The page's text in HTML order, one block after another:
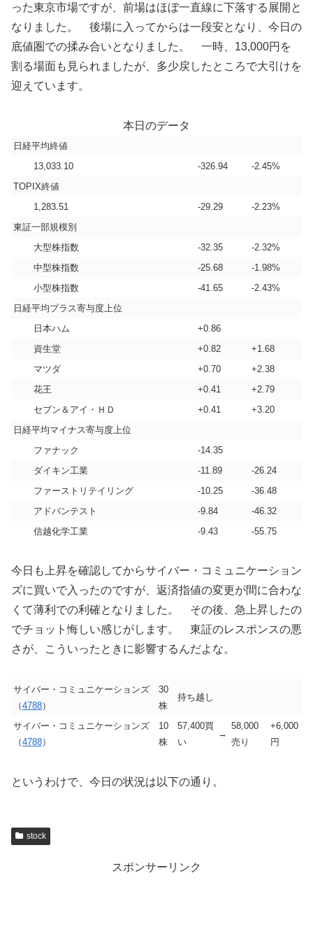
った東京市場ですが、前場はほぼ一直線に下落する展開と
なりました。 後場に入ってからは一段安となり、今日の
底値圏での揉み合いとなりました。 一時、13,000円を
割る場面も見られましたが、多少戻したところで大引けを
迎えています。
本日のデータ
日経平均終値
13,033.10
-326.94
-2.45%
TOPIX終値
1,283.51
-29.29
-2.23%
東証一部規模別
大型株指数
-32.35
-2.32%
中型株指数
-25.68
-1.98%
小型株指数
-41.65
-2.43%
日経平均プラス寄与度上位
日本ハム
+0.86
資生堂
+0.82
+1.68
マツダ
+0.70
+2.38
花王
+0.41
+2.79
セブン＆アイ・ＨＤ
+0.41
+3.20
日経平均マイナス寄与度上位
ファナック
-14.35
ダイキン工業
-11.89
-26.24
ファーストリテイリング
-10.25
-36.48
アドバンテスト
-9.84
-46.32
信越化学工業
-9.43 -55.75
今日も上昇を確認してからサイバー・コミュニケーション
ズに買いで入ったのですが、返済指値の変更が間に合わな
くて薄利での利確となりました。 その後、急上昇したの
でチョット悔しい感じがします。 東証のレスポンスの悪
さが、こういったときに影響するんだよな。
サイバー・コミュニケーションズ
（4788）
30
株
持ち越し
サイバー・コミュニケーションズ
（4788）
10
株
57,400買
い
→
58,000
売り
+6,000
円
というわけで、今日の状況は以下の通り。
stock
スポンサーリンク